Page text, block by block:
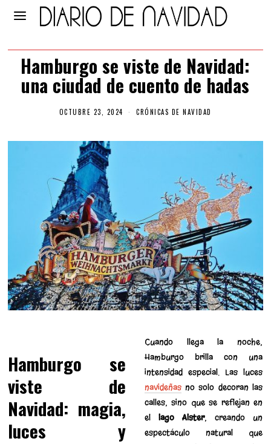
Hamburgo se viste de Navidad:
una ciudad de cuento de hadas
OCTUBRE 23, 2024 CRÓNICAS DE NAVIDAD
Hamburgo se
viste de
Navidad: magia,
luces y
Cuando llega la noche,
Hamburgo brilla con una
intensidad especial. Las luces
navideñasno solo decoran las
calles, sino que se reflejan en
el lago Alster, creando un
espectáculo natural que